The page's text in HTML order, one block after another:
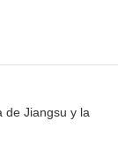
de Jiangsu y la